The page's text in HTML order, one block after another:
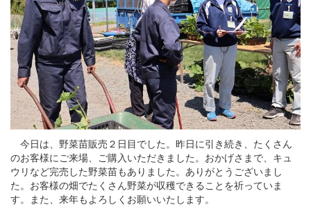
今日は、野菜苗販売２日目でした。昨日に引き続き、たくさん
のお客様にご来場、ご購入いただきました。おかげさまで、キュ
ウリなど完売した野菜苗もありました。ありがとうございまし
た。お客様の畑でたくさん野菜が収穫できることを祈っていま
す。また、来年もよろしくお願いいたします。